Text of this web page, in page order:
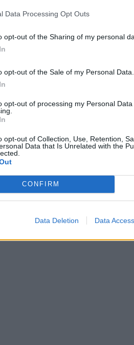
Data Processing Opt Outs
opt-out of the Sharing of my personal
opt-out of the Sale of my Personal Data.
opt-out of processing my Personal
opt-out of Collection, Use, Retention,
Data that Is Unrelated with the
CONFIRM
Data Deletion Data Access
varrella
saman katon alla karuissa
peliin uuden sosiaalisen ja
lisäksi strategista
muita, tiedotteessa